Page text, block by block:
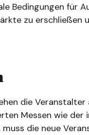
Bedingungen für
zu erschließen
die Veranstalter
Messen wie
die neue